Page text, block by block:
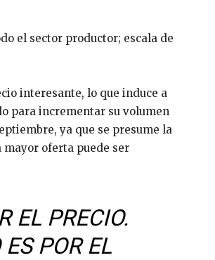
el sector productor; escala de
interesante, lo que induce a
para incrementar su volumen
ya que se presume la
mayor oferta puede ser
EL PRECIO.
POR EL